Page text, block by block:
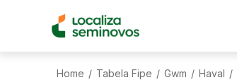
Home / Tabela Fipe / Gwm / Haval /